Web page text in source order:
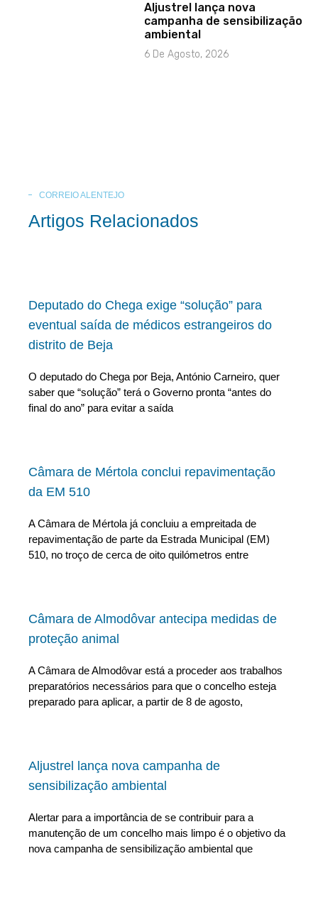
Aljustrel lança nova
campanha de sensibilização
ambiental
6 De Agosto, 2026
CORREIO ALENTEJO
Artigos Relacionados
Deputado do Chega exige “solução” para
eventual saída de médicos estrangeiros do
distrito de Beja
O deputado do Chega por Beja, António Carneiro, quer
saber que “solução” terá o Governo pronta “antes do
final do ano” para evitar a saída
Câmara de Mértola conclui repavimentação
da EM 510
A Câmara de Mértola já concluiu a empreitada de
repavimentação de parte da Estrada Municipal (EM)
510, no troço de cerca de oito quilómetros entre
Câmara de Almodôvar antecipa medidas de
proteção animal
A Câmara de Almodôvar está a proceder aos trabalhos
preparatórios necessários para que o concelho esteja
preparado para aplicar, a partir de 8 de agosto,
Aljustrel lança nova campanha de
sensibilização ambiental
Alertar para a importância de se contribuir para a
manutenção de um concelho mais limpo é o objetivo da
nova campanha de sensibilização ambiental que